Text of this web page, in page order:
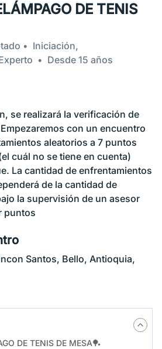
DE TENIS
Iniciación,
Desde 15 años
se realizará la verificación de
con un encuentro
aleatorios a 7 puntos
cuál no se tiene en cuenta)
La cantidad de enfrentamientos
de la cantidad de
la supervisión de un asesor
puntos
Santos, Bello, Antioquia,
DE TENIS DE MESA🏓